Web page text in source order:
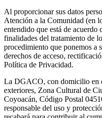
Al proporcionar sus datos
Atención a la Comunidad (en
entendido que está de acuerdo
finalidades del tratamiento de
procedimiento que ponemos a
derechos de acceso,
Política de Privacidad.
La DGACO, con domicilio en
exteriores, Zona Cultural de
Coyoacán, Código Postal
responsable del uso y